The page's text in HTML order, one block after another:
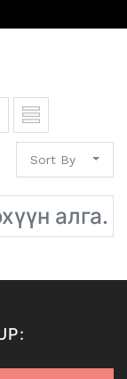
Sort By
алга.